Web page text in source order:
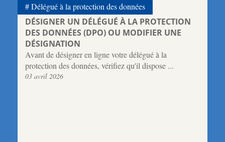
DÉSIGNER UN DÉLÉGUÉ À LA PROTECTION
DES DONNÉES (DPO) OU MODIFIER UNE
DÉSIGNATION
Avant de désigner en ligne votre délégué à la
protection des données, vérifiez qu'il dispose ...
03 avril 2026
Délégué à la protection des données